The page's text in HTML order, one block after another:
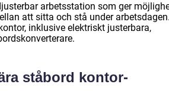
arbetsstation som ger
att sitta och stå under
inklusive elektriskt justerbara,
ståbord kontor-